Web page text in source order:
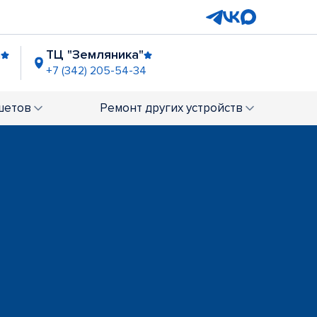
ТЦ "Земляника"
+7 (342) 205-54-34
+7 (342) 205-56-43
ТЦ "Браво"
Ремонт других устройств